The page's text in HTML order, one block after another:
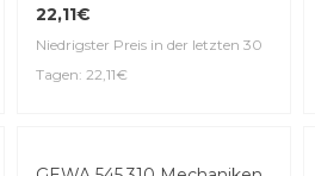
DUNLOP DSP250K 250K
22,11€